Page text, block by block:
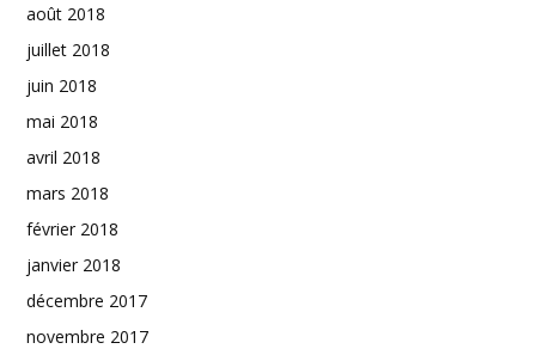
août 2018
juillet 2018
juin 2018
mai 2018
avril 2018
mars 2018
février 2018
janvier 2018
décembre 2017
novembre 2017